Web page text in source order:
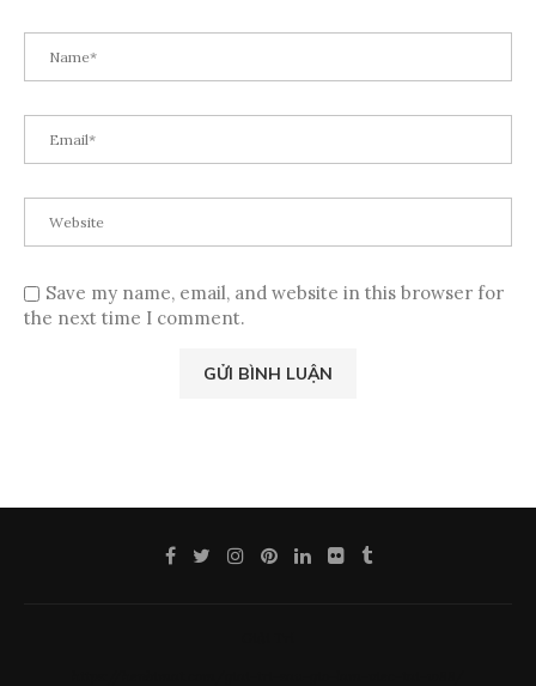
Save my name, email, and website in this browser for
the next time I comment.